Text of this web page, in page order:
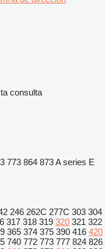
consulta
773 864 873A series E
246 262C 277C 303 304
317 318 319 320 321 322
365 374 375 390 416 420
740 772 773 777 824 826